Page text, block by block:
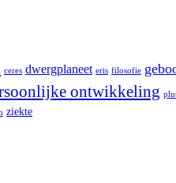
ceres dwergplaneet eris filosofie
ontwikkeling
ziekte